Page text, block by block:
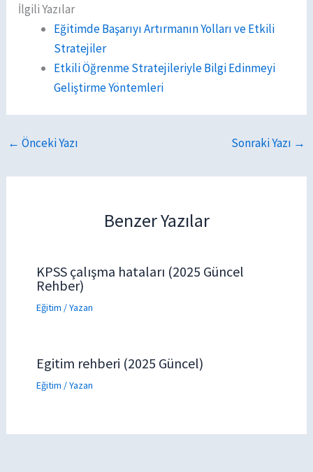
İlgili Yazılar
Eğitimde Başarıyı Artırmanın Yolları ve Etkili
Stratejiler
Etkili Öğrenme Stratejileriyle Bilgi Edinmeyi
Geliştirme Yöntemleri
← Önceki Yazı Sonraki Yazı →
Benzer Yazılar
KPSS çalışma hataları (2025 Güncel
Rehber)
Eğitim / Yazan
Egitim rehberi (2025 Güncel)
Eğitim / Yazan